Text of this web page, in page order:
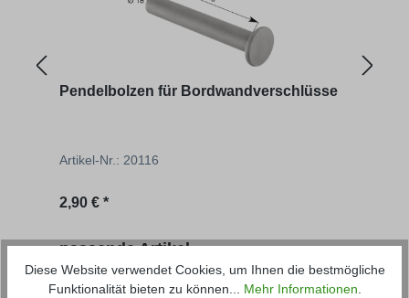
Pendelbolzen für Bordwandverschlüsse
Artikel-Nr.: 20116
Regulärer Preis:
2,90 € *
Produktgalerie überspringen
passende Artikel
Diese Website verwendet Cookies, um Ihnen die bestmögliche
Funktionalität bieten zu können... Mehr Informationen.